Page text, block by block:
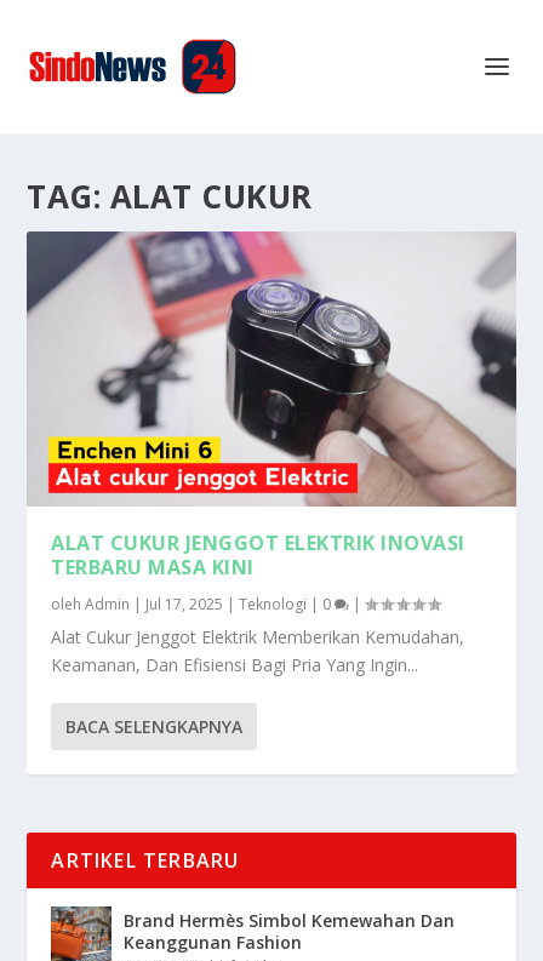
TAG: ALAT CUKUR
ALAT CUKUR JENGGOT ELEKTRIK INOVASI
TERBARU MASA KINI
olehAdmin | Jul 17, 2025 |Teknologi | 0 |
Alat Cukur Jenggot Elektrik Memberikan Kemudahan,
Keamanan, Dan Efisiensi Bagi Pria Yang Ingin...
BACA SELENGKAPNYA
ARTIKEL TERBARU
Brand Hermès Simbol Kemewahan Dan
Keanggunan Fashion